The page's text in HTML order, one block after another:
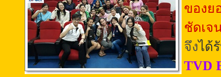
ของย
ชัดเจ
จึงได้
TVD